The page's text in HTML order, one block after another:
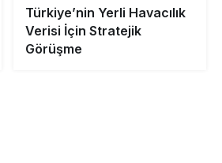
Türkiye’nin Yerli Havacılık
Verisi İçin Stratejik
Görüşme